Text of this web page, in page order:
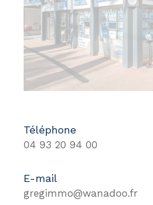
Téléphone
04 93 20 94 00
E-mail
gregimmo@wanadoo.fr